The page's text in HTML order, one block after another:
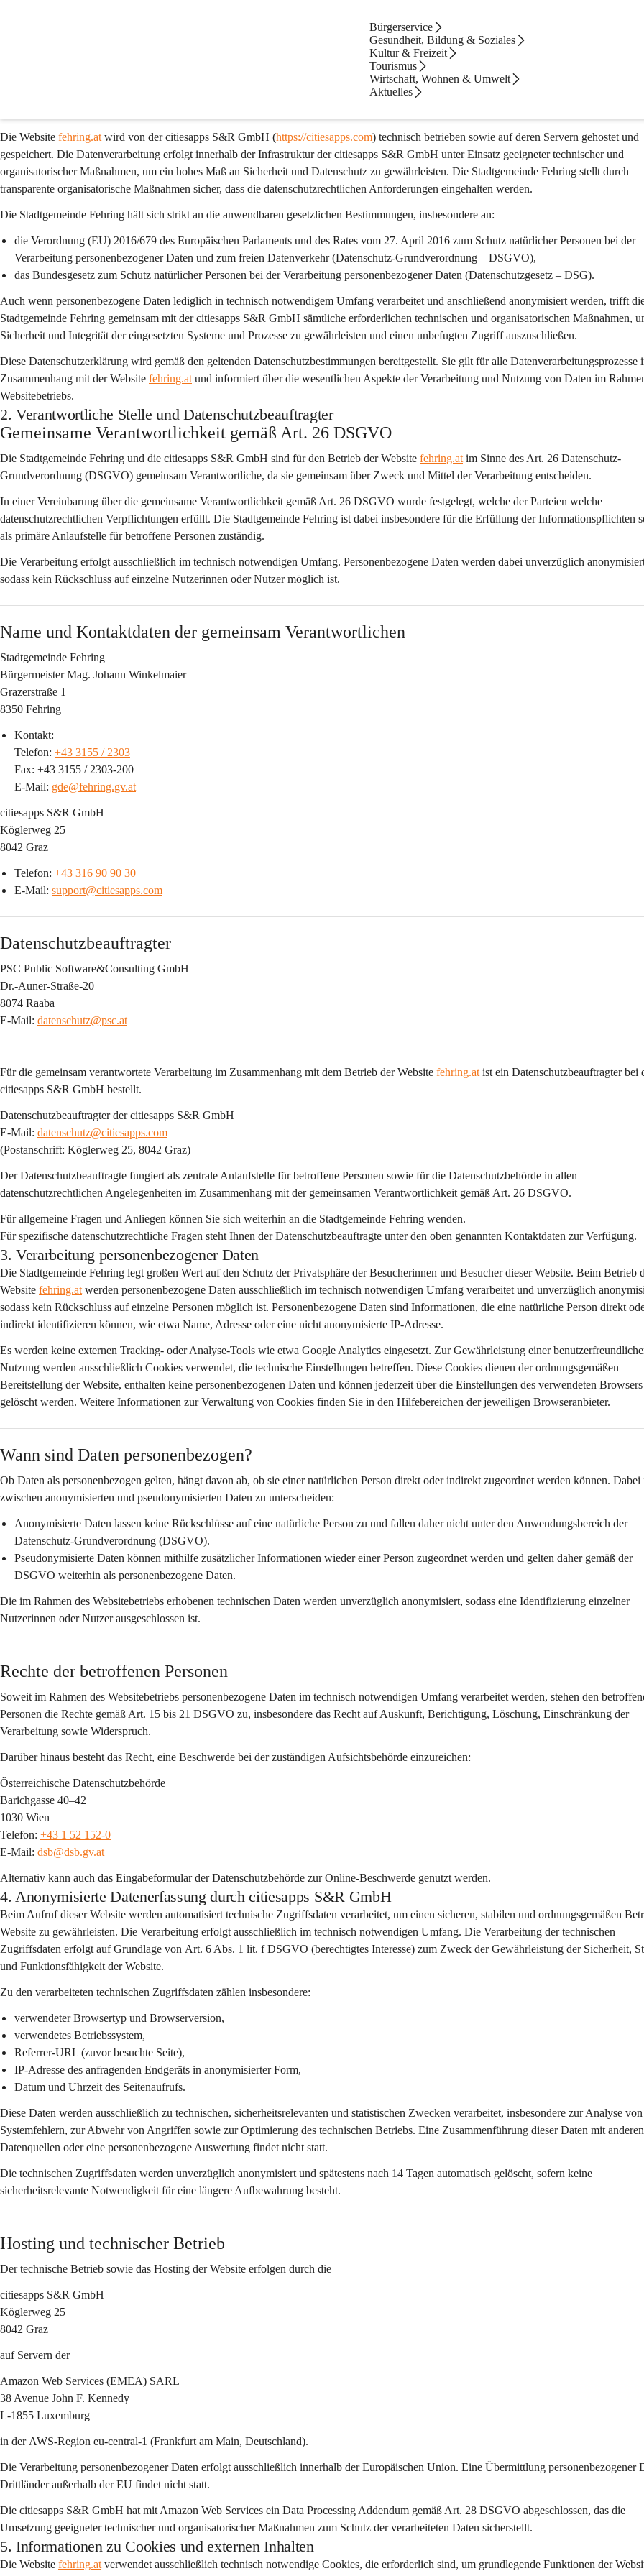
Bürgerservice
Gesundheit, Bildung & Soziales
Kultur & Freizeit
Tourismus
Wirtschaft, Wohnen & Umwelt
Aktuelles
Der Schutz der Privatsphäre und der vertrauliche Umgang mit Daten sind der Stadtgemeinde Fehring ein wichtiges Anliegen. Beim Betrieb der
ausschließlich im technisch notwendigen Umfang verarbeitet und
sodass kein Rückschluss auf einzelne Besucherinnen oder Besucher möglich ist. Personenbezogene Daten sind Informationen, die eine
Die Website fehring.at wird von der citiesapps S&R GmbH (https://citiesapps.com) technisch betrieben sowie auf deren Servern gehostet und
gespeichert. Die Datenverarbeitung erfolgt innerhalb der Infrastruktur der citiesapps S&R GmbH unter Einsatz geeigneter technischer und
organisatorischer Maßnahmen, um ein hohes Maß an Sicherheit und Datenschutz zu gewährleisten. Die Stadtgemeinde Fehring stellt durch
transparente organisatorische Maßnahmen sicher, dass die datenschutzrechtlichen Anforderungen eingehalten werden.
Die Stadtgemeinde Fehring hält sich strikt an die anwendbaren gesetzlichen Bestimmungen, insbesondere an:
die Verordnung (EU) 2016/679 des Europäischen Parlaments und des Rates vom 27. April 2016 zum Schutz natürlicher Personen bei der
Verarbeitung personenbezogener Daten und zum freien Datenverkehr (Datenschutz-Grundverordnung – DSGVO),
das Bundesgesetz zum Schutz natürlicher Personen bei der Verarbeitung personenbezogener Daten (Datenschutzgesetz – DSG).
Auch wenn personenbezogene Daten lediglich in technisch notwendigem Umfang verarbeitet und anschließend anonymisiert werden, trifft
Stadtgemeinde Fehring gemeinsam mit der citiesapps S&R GmbH sämtliche erforderlichen technischen und organisatorischen Maßnahmen,
Sicherheit und Integrität der eingesetzten Systeme und Prozesse zu gewährleisten und einen unbefugten Zugriff auszuschließen.
Diese Datenschutzerklärung wird gemäß den geltenden Datenschutzbestimmungen bereitgestellt. Sie gilt für alle Datenverarbeitungsprozesse
Zusammenhang mit der Website fehring.at und informiert über die wesentlichen Aspekte der Verarbeitung und Nutzung von Daten im
Websitebetriebs.
2. Verantwortliche Stelle und Datenschutzbeauftragter
Gemeinsame Verantwortlichkeit gemäß Art. 26 DSGVO
Die Stadtgemeinde Fehring und die citiesapps S&R GmbH sind für den Betrieb der Website fehring.at im Sinne des Art. 26 Datenschutz-
Grundverordnung (DSGVO) gemeinsam Verantwortliche, da sie gemeinsam über Zweck und Mittel der Verarbeitung entscheiden.
In einer Vereinbarung über die gemeinsame Verantwortlichkeit gemäß Art. 26 DSGVO wurde festgelegt, welche der Parteien welche
datenschutzrechtlichen Verpflichtungen erfüllt. Die Stadtgemeinde Fehring ist dabei insbesondere für die Erfüllung der Informationspflichten
als primäre Anlaufstelle für betroffene Personen zuständig.
Die Verarbeitung erfolgt ausschließlich im technisch notwendigen Umfang. Personenbezogene Daten werden dabei unverzüglich
sodass kein Rückschluss auf einzelne Nutzerinnen oder Nutzer möglich ist.
Name und Kontaktdaten der gemeinsam Verantwortlichen
Stadtgemeinde Fehring
Bürgermeister Mag. Johann Winkelmaier
Grazerstraße 1
8350 Fehring
Kontakt:
Telefon: +43 3155 / 2303
Fax: +43 3155 / 2303-200
E-Mail: gde@fehring.gv.at
citiesapps S&R GmbH
Köglerweg 25
8042 Graz
Telefon: +43 316 90 90 30
E-Mail: support@citiesapps.com
Datenschutzbeauftragter
PSC Public Software&Consulting GmbH
Dr.-Auner-Straße-20
8074 Raaba
E-Mail: datenschutz@psc.at
Für die gemeinsam verantwortete Verarbeitung im Zusammenhang mit dem Betrieb der Website fehring.at ist ein Datenschutzbeauftragter bei
citiesapps S&R GmbH bestellt.
Datenschutzbeauftragter der citiesapps S&R GmbH
E-Mail: datenschutz@citiesapps.com
(Postanschrift: Köglerweg 25, 8042 Graz)
Der Datenschutzbeauftragte fungiert als zentrale Anlaufstelle für betroffene Personen sowie für die Datenschutzbehörde in allen
datenschutzrechtlichen Angelegenheiten im Zusammenhang mit der gemeinsamen Verantwortlichkeit gemäß Art. 26 DSGVO.
Für allgemeine Fragen und Anliegen können Sie sich weiterhin an die Stadtgemeinde Fehring wenden.
Für spezifische datenschutzrechtliche Fragen steht Ihnen der Datenschutzbeauftragte unter den oben genannten Kontaktdaten zur Verfügung.
3. Verarbeitung personenbezogener Daten
Die Stadtgemeinde Fehring legt großen Wert auf den Schutz der Privatsphäre der Besucherinnen und Besucher dieser Website. Beim Betrieb
Website fehring.at werden personenbezogene Daten ausschließlich im technisch notwendigen Umfang verarbeitet und unverzüglich
sodass kein Rückschluss auf einzelne Personen möglich ist. Personenbezogene Daten sind Informationen, die eine natürliche Person direkt
indirekt identifizieren können, wie etwa Name, Adresse oder eine nicht anonymisierte IP-Adresse.
Es werden keine externen Tracking- oder Analyse-Tools wie etwa Google Analytics eingesetzt. Zur Gewährleistung einer
Nutzung werden ausschließlich Cookies verwendet, die technische Einstellungen betreffen. Diese Cookies dienen der ordnungsgemäßen
Bereitstellung der Website, enthalten keine personenbezogenen Daten und können jederzeit über die Einstellungen des verwendeten Browsers
gelöscht werden. Weitere Informationen zur Verwaltung von Cookies finden Sie in den Hilfebereichen der jeweiligen Browseranbieter.
Wann sind Daten personenbezogen?
Ob Daten als personenbezogen gelten, hängt davon ab, ob sie einer natürlichen Person direkt oder indirekt zugeordnet werden können. Dabei
zwischen anonymisierten und pseudonymisierten Daten zu unterscheiden:
Anonymisierte Daten lassen keine Rückschlüsse auf eine natürliche Person zu und fallen daher nicht unter den Anwendungsbereich der
Datenschutz-Grundverordnung (DSGVO).
Pseudonymisierte Daten können mithilfe zusätzlicher Informationen wieder einer Person zugeordnet werden und gelten daher gemäß der
DSGVO weiterhin als personenbezogene Daten.
Die im Rahmen des Websitebetriebs erhobenen technischen Daten werden unverzüglich anonymisiert, sodass eine Identifizierung einzelner
Nutzerinnen oder Nutzer ausgeschlossen ist.
Rechte der betroffenen Personen
Soweit im Rahmen des Websitebetriebs personenbezogene Daten im technisch notwendigen Umfang verarbeitet werden, stehen den
Personen die Rechte gemäß Art. 15 bis 21 DSGVO zu, insbesondere das Recht auf Auskunft, Berichtigung, Löschung, Einschränkung der
Verarbeitung sowie Widerspruch.
Darüber hinaus besteht das Recht, eine Beschwerde bei der zuständigen Aufsichtsbehörde einzureichen:
Österreichische Datenschutzbehörde
Barichgasse 40–42
1030 Wien
Telefon: +43 1 52 152-0
E-Mail: dsb@dsb.gv.at
Alternativ kann auch das Eingabeformular der Datenschutzbehörde zur Online-Beschwerde genutzt werden.
4. Anonymisierte Datenerfassung durch citiesapps S&R GmbH
Beim Aufruf dieser Website werden automatisiert technische Zugriffsdaten verarbeitet, um einen sicheren, stabilen und ordnungsgemäßen
Website zu gewährleisten. Die Verarbeitung erfolgt ausschließlich im technisch notwendigen Umfang. Die Verarbeitung der technischen
Zugriffsdaten erfolgt auf Grundlage von Art. 6 Abs. 1 lit. f DSGVO (berechtigtes Interesse) zum Zweck der Gewährleistung der Sicherheit,
und Funktionsfähigkeit der Website.
Zu den verarbeiteten technischen Zugriffsdaten zählen insbesondere:
verwendeter Browsertyp und Browserversion,
verwendetes Betriebssystem,
Referrer-URL (zuvor besuchte Seite),
IP-Adresse des anfragenden Endgeräts in anonymisierter Form,
Datum und Uhrzeit des Seitenaufrufs.
Diese Daten werden ausschließlich zu technischen, sicherheitsrelevanten und statistischen Zwecken verarbeitet, insbesondere zur Analyse von
Systemfehlern, zur Abwehr von Angriffen sowie zur Optimierung des technischen Betriebs. Eine Zusammenführung dieser Daten mit anderen
Datenquellen oder eine personenbezogene Auswertung findet nicht statt.
Die technischen Zugriffsdaten werden unverzüglich anonymisiert und spätestens nach 14 Tagen automatisch gelöscht, sofern keine
sicherheitsrelevante Notwendigkeit für eine längere Aufbewahrung besteht.
Hosting und technischer Betrieb
Der technische Betrieb sowie das Hosting der Website erfolgen durch die
citiesapps S&R GmbH
Köglerweg 25
8042 Graz
auf Servern der
Amazon Web Services (EMEA) SARL
38 Avenue John F. Kennedy
L-1855 Luxemburg
in der AWS-Region eu-central-1 (Frankfurt am Main, Deutschland).
Die Verarbeitung personenbezogener Daten erfolgt ausschließlich innerhalb der Europäischen Union. Eine Übermittlung personenbezogener
Drittländer außerhalb der EU findet nicht statt.
Die citiesapps S&R GmbH hat mit Amazon Web Services ein Data Processing Addendum gemäß Art. 28 DSGVO abgeschlossen, das die
Umsetzung geeigneter technischer und organisatorischer Maßnahmen zum Schutz der verarbeiteten Daten sicherstellt.
5. Informationen zu Cookies und externen Inhalten
Die Website fehring.at verwendet ausschließlich technisch notwendige Cookies, die erforderlich sind, um grundlegende Funktionen der